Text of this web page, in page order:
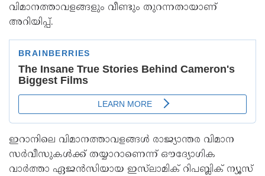
വിമാനത്താവളങ്ങളും വീണ്ടും തുറന്നതായാണ്
അറിയിപ്പ്.
ഇറാനിലെ വിമാനത്താവളങ്ങൾ രാജ്യാന്തര വിമാന
സർവീസുകൾക്ക് തയ്യാറാണെന്ന് ഔദ്യോഗിക
വാർത്താ ഏജൻസിയായ ഇസ്‌ലാമിക് റിപബ്ലിക് ന്യൂസ്